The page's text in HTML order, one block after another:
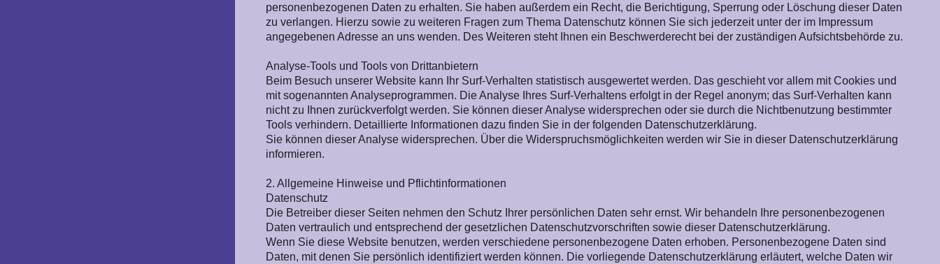
personenbezogenen Daten zu erhalten. Sie haben außerdem ein Recht, die Berichtigung, Sperrung oder Löschung dieser Daten
zu verlangen. Hierzu sowie zu weiteren Fragen zum Thema Datenschutz können Sie sich jederzeit unter der im Impressum
angegebenen Adresse an uns wenden. Des Weiteren steht Ihnen ein Beschwerderecht bei der zuständigen Aufsichtsbehörde zu.
Analyse-Tools und Tools von Drittanbietern
Beim Besuch unserer Website kann Ihr Surf-Verhalten statistisch ausgewertet werden. Das geschieht vor allem mit Cookies und
mit sogenannten Analyseprogrammen. Die Analyse Ihres Surf-Verhaltens erfolgt in der Regel anonym; das Surf-Verhalten kann
nicht zu Ihnen zurückverfolgt werden. Sie können dieser Analyse widersprechen oder sie durch die Nichtbenutzung bestimmter
Tools verhindern. Detaillierte Informationen dazu finden Sie in der folgenden Datenschutzerklärung.
Sie können dieser Analyse widersprechen. Über die Widerspruchsmöglichkeiten werden wir Sie in dieser Datenschutzerklärung
informieren.
2. Allgemeine Hinweise und Pflichtinformationen
Datenschutz
Die Betreiber dieser Seiten nehmen den Schutz Ihrer persönlichen Daten sehr ernst. Wir behandeln Ihre personenbezogenen
Daten vertraulich und entsprechend der gesetzlichen Datenschutzvorschriften sowie dieser Datenschutzerklärung.
Wenn Sie diese Website benutzen, werden verschiedene personenbezogene Daten erhoben. Personenbezogene Daten sind
Daten, mit denen Sie persönlich identifiziert werden können. Die vorliegende Datenschutzerklärung erläutert, welche Daten wir